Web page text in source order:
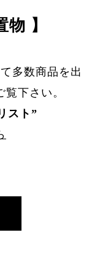
】
多数商品を出
下さい。
スト”